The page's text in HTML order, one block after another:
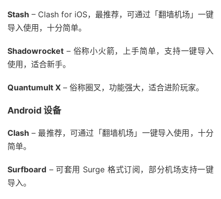
Stash – Clash for iOS，最推荐，可通过「翻墙机场」一键
导入使用，十分简单。
Shadowrocket – 俗称小火箭，上手简单，支持一键导入
使用，适合新手。
Quantumult X – 俗称圈叉，功能强大，适合进阶玩家。
Android 设备
Clash – 最推荐，可通过「翻墙机场」一键导入使用，十分
简单。
Surfboard – 可套用 Surge 格式订阅，部分机场支持一键
导入。